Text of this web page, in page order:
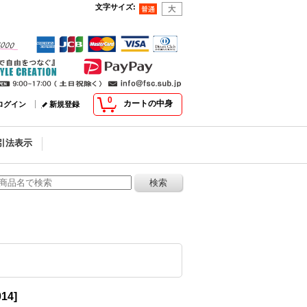
文字サイズ:
0 カートの中身
グイン 新規登録
法表示
]